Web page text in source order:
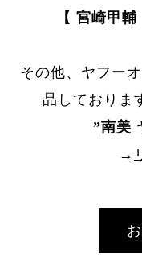
【 宮崎甲
その他、ヤフー
品しておりま
”南美
→